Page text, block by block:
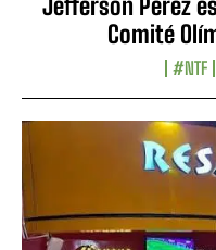
Jefferson Pérez
Comité
#NTF